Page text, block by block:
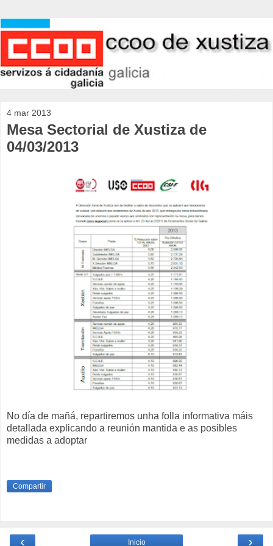
4 mar 2013
Mesa Sectorial de Xustiza de
04/03/2013
No día de mañá, repartiremos unha folla informativa máis
detallada explicando a reunión mantida e as posibles
medidas a adoptar
Compartir
‹ ›
Inicio